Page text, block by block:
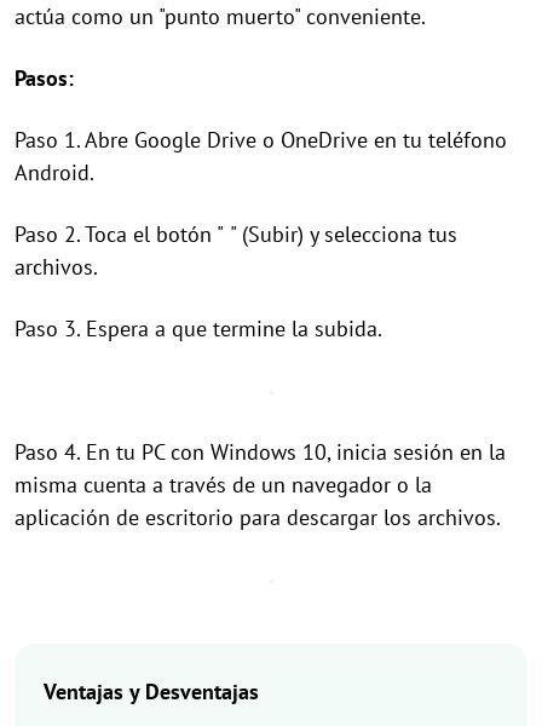
actúa como un "punto muerto" conveniente.
Pasos:
Paso 1. Abre Google Drive o OneDrive en tu teléfono
Android.
Paso 2. Toca el botón " " (Subir) y selecciona tus
archivos.
Paso 3. Espera a que termine la subida.
Paso 4. En tu PC con Windows 10, inicia sesión en la
misma cuenta a través de un navegador o la
aplicación de escritorio para descargar los archivos.
Ventajas y Desventajas